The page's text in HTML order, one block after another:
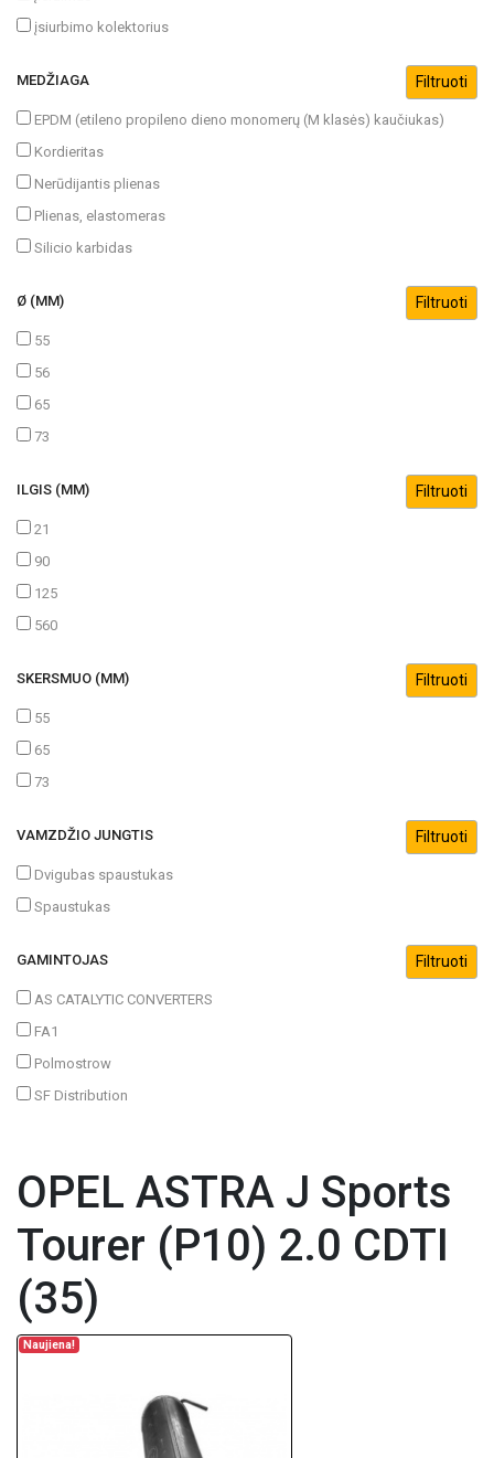
įsiurbimo kolektorius
MEDŽIAGA
EPDM (etileno propileno dieno monomerų (M klasės) kaučiukas)
Kordieritas
Nerūdijantis plienas
Plienas, elastomeras
Silicio karbidas
Ø (MM)
55
56
65
73
ILGIS (MM)
21
90
125
560
SKERSMUO (MM)
55
65
73
VAMZDŽIO JUNGTIS
Dvigubas spaustukas
Spaustukas
GAMINTOJAS
AS CATALYTIC CONVERTERS
FA1
Polmostrow
SF Distribution
OPEL ASTRA J Sports
Tourer (P10) 2.0 CDTI
(35)
Naujiena!